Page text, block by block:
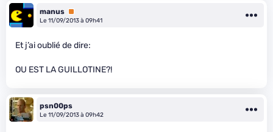
manus Premium
Le 11/09/2013 à 09h41
Et j’ai oublié de dire:
OU EST LA GUILLOTINE?!
psn00ps
Le 11/09/2013 à 09h42